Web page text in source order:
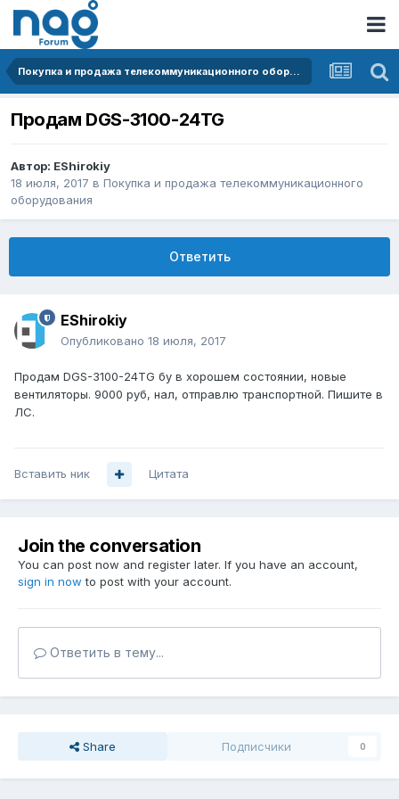
Покупка и продажа телекоммуникационного оборудования
Продам DGS-3100-24TG
Автор: EShirokiy
18 июля, 2017 в Покупка и продажа телекоммуникационного
оборудования
Ответить
EShirokiy
Опубликовано 18 июля, 2017
Продам DGS-3100-24TG бу в хорошем состоянии, новые
вентиляторы. 9000 руб, нал, отправлю транспортной. Пишите в
ЛС.
Вставить ник Цитата
Join the conversation
You can post now and register later. If you have an account,
sign in now to post with your account.
Ответить в тему...
Share Подписчики 0